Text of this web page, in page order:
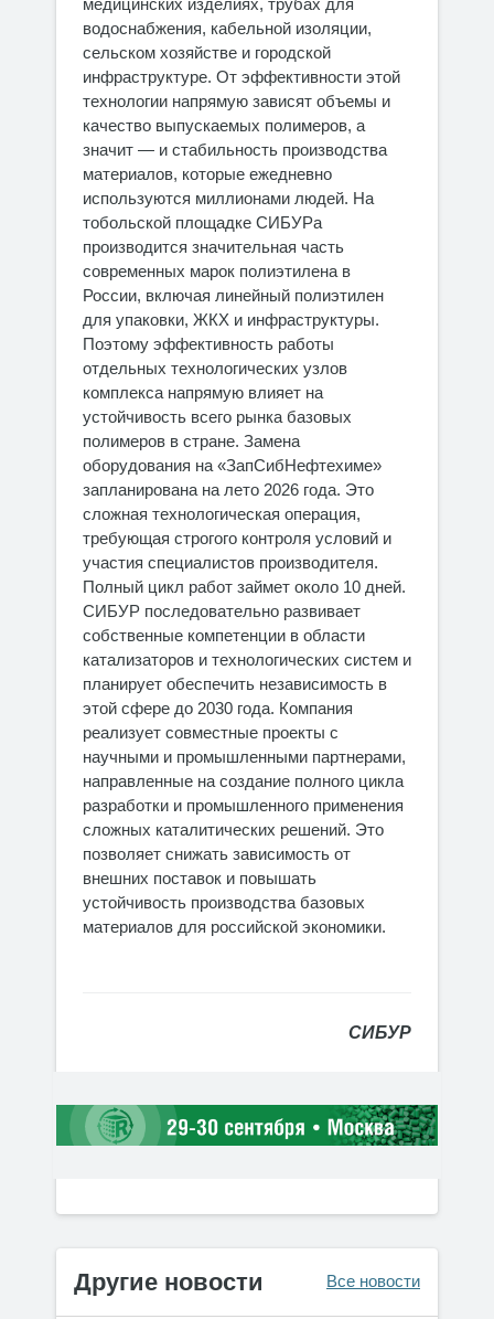
водоснабжения, кабельной изоляции,
сельском хозяйстве и городской
инфраструктуре. От эффективности этой
технологии напрямую зависят объемы и
качество выпускаемых полимеров, а
значит — и стабильность производства
материалов, которые ежедневно
используются миллионами людей. На
тобольской площадке СИБУРа
производится значительная часть
современных марок полиэтилена в
России, включая линейный полиэтилен
для упаковки, ЖКХ и инфраструктуры.
Поэтому эффективность работы
отдельных технологических узлов
комплекса напрямую влияет на
устойчивость всего рынка базовых
полимеров в стране. Замена
оборудования на «ЗапСибНефтехиме»
запланирована на лето 2026 года. Это
сложная технологическая операция,
требующая строгого контроля условий и
участия специалистов производителя.
Полный цикл работ займет около 10 дней.
СИБУР последовательно развивает
собственные компетенции в области
катализаторов и технологических систем и
планирует обеспечить независимость в
этой сфере до 2030 года. Компания
реализует совместные проекты с
научными и промышленными партнерами,
направленные на создание полного цикла
разработки и промышленного применения
сложных каталитических решений. Это
позволяет снижать зависимость от
внешних поставок и повышать
устойчивость производства базовых
материалов для российской экономики.
СИБУР
Другие новости Все новости